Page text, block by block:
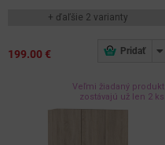
+ ďaľšie 2 varianty
199.00 €
Veľmi žiadaný produkt
zostávajú už len 2 ks